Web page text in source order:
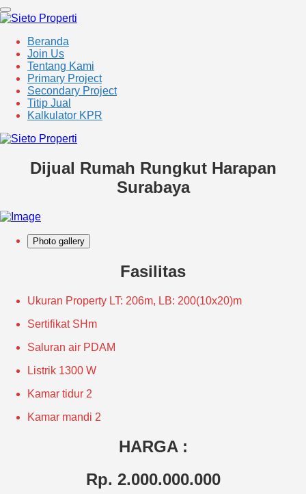
Beranda
Join Us
Tentang Kami
Primary Project
Secondary Project
Titip Jual
Kalkulator KPR
Dijual Rumah Rungkut Harapan
Surabaya
Photo gallery
Fasilitas
Ukuran Property LT: 206m, LB: 200(10x20)m
Sertifikat SHm
Saluran air PDAM
Listrik 1300 W
Kamar tidur 2
Kamar mandi 2
HARGA :
Rp. 2.000.000.000